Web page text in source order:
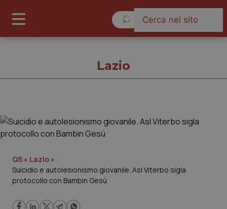
Governo e Parlamento
Regioni e Asl
Lazio
QS » Lazio »
Suicidio e autolesionismo giovanile. Asl Viterbo sigla
protocollo con Bambin Gesù